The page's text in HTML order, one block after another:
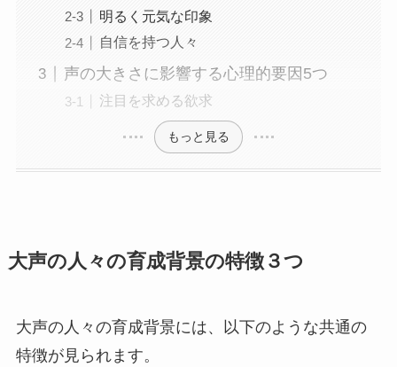
明るく元気な印象
自信を持つ人々
声の大きさに影響する心理的要因5つ
注目を求める欲求
もっと見る
大声の人々の育成背景の特徴３つ
大声の人々の育成背景には、以下のような共通の
特徴が見られます。